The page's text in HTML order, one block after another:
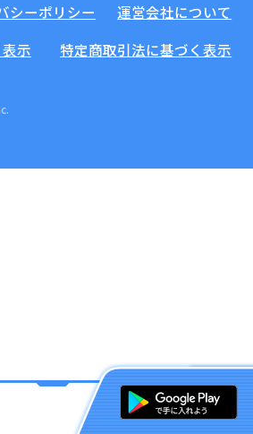
シーポリシー
運営会社について
示
特定商取引法に基づく表示